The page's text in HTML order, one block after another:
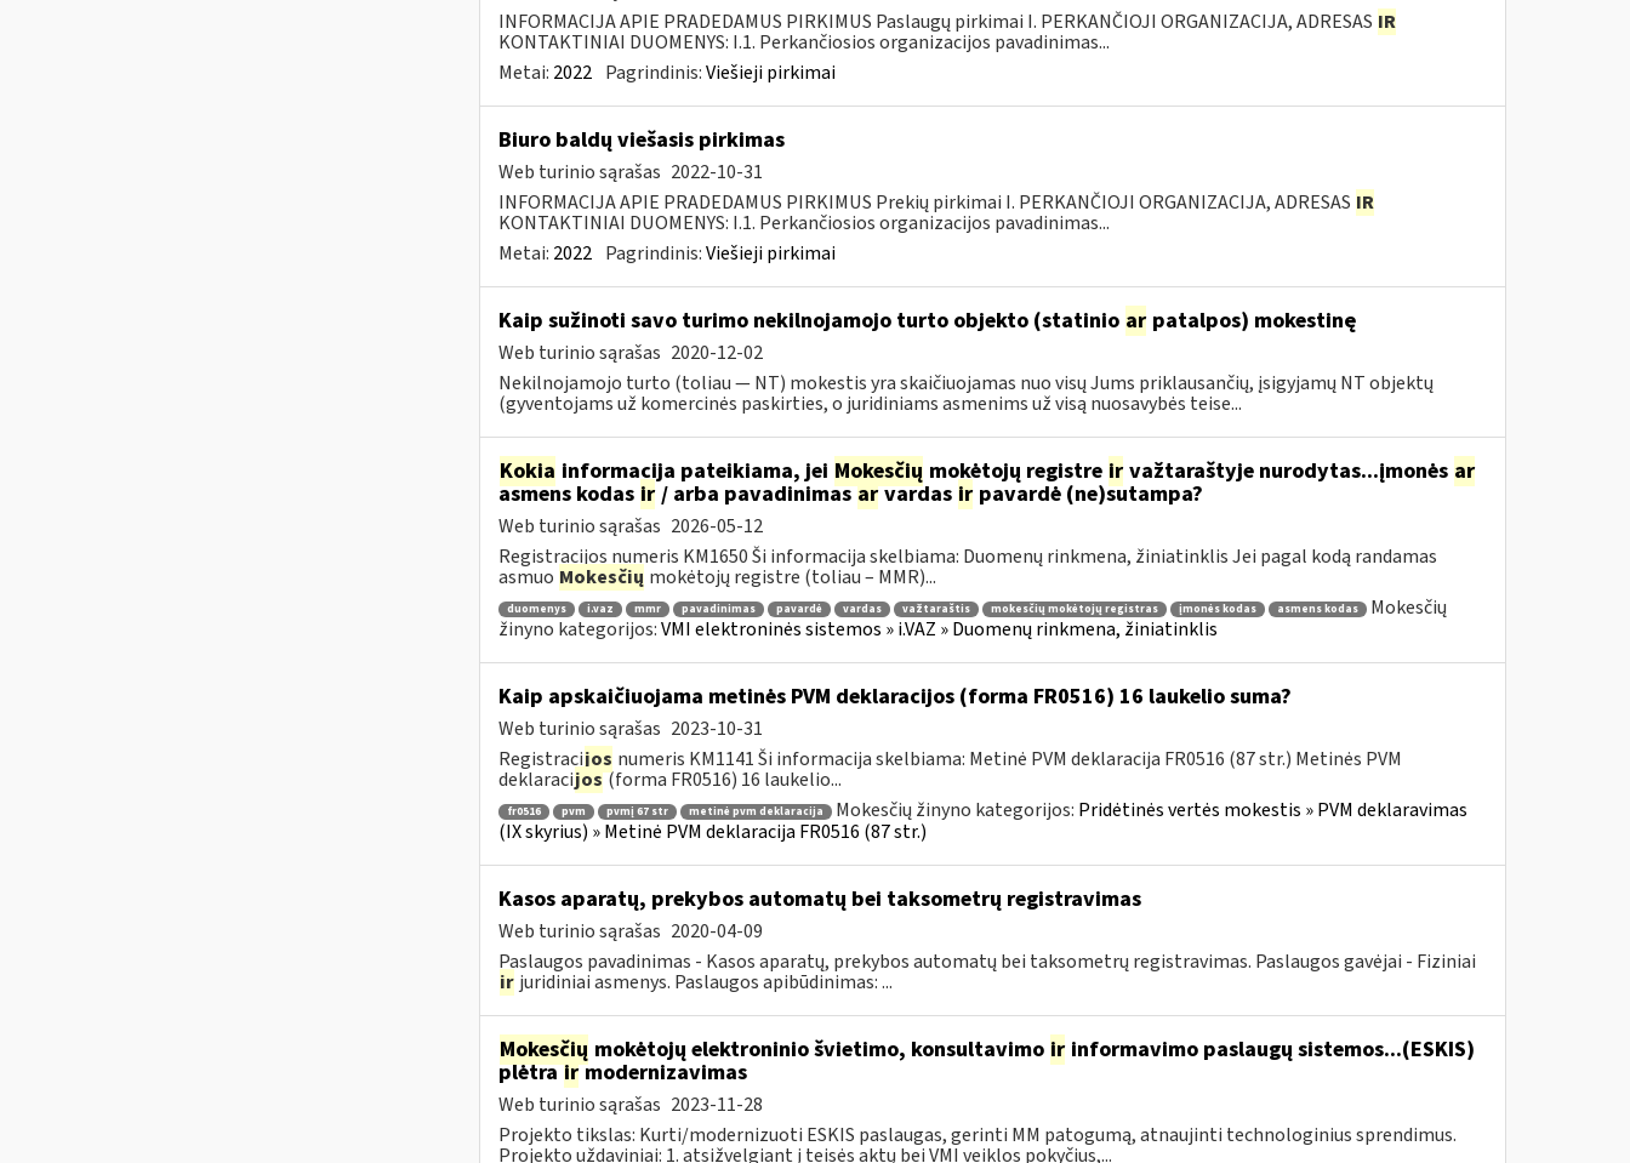
INFORMACIJA APIE PRADEDAMUS PIRKIMUS Paslaugų pirkimai I. PERKANČIOJI ORGANIZACIJA, ADRESAS IR
KONTAKTINIAI DUOMENYS: I.1. Perkančiosios organizacijos pavadinimas...
Metai: 2022 Pagrindinis:Viešieji pirkimai
Biuro baldų viešasis pirkimas
Web turinio sąrašas 2022-10-31
INFORMACIJA APIE PRADEDAMUS PIRKIMUS Prekių pirkimai I. PERKANČIOJI ORGANIZACIJA, ADRESAS IR
KONTAKTINIAI DUOMENYS: I.1. Perkančiosios organizacijos pavadinimas...
Metai: 2022 Pagrindinis:Viešieji pirkimai
Kaip sužinoti savo turimo nekilnojamojo turto objekto (statinio arpatalpos) mokestinę
Web turinio sąrašas 2020-12-02
Nekilnojamojo turto (toliau ― NT) mokestis yra skaičiuojamas nuo visų Jums priklausančių, įsigyjamų NT objektų
(gyventojams už komercinės paskirties, o juridiniams asmenims už visą nuosavybės teise...
Kokia informacija pateikiama, jei Mokesčių mokėtojų registre irvažtaraštyje nurodytas...įmonės ar
asmens kodas ir/ arba pavadinimasarvardas irpavardė (ne)sutampa?
Web turinio sąrašas 2026-05-12
Registracijos numeris KM1650 Ši informacija skelbiama: Duomenų rinkmena, žiniatinklis Jei pagal kodą randamas
asmuo Mokesčių mokėtojų registre (toliau – MMR)...
duomenys i.vaz mmr pavadinimas pavardė vardas važtaraštis mokesčių mokėtojų registras įmonės kodas asmens kodas
Mokesčių
žinyno kategorijos:VMI elektroninės sistemos » i.VAZ » Duomenų rinkmena, žiniatinklis
Kaip apskaičiuojama metinės PVM deklaracijos (forma FR0516) 16 laukelio suma?
Web turinio sąrašas 2023-10-31
Registracijos numeris KM1141 Ši informacija skelbiama: Metinė PVM deklaracija FR0516 (87 str.) Metinės PVM
deklaracijos(forma FR0516) 16 laukelio...
fr0516 pvm pvmį 67 str metinė pvm deklaracija Mokesčių žinyno kategorijos: Pridėtinės vertės mokestis » PVM deklaravimas
(IX skyrius) » Metinė PVM deklaracija FR0516 (87 str.)
Kasos aparatų, prekybos automatų bei taksometrų registravimas
Web turinio sąrašas 2020-04-09
Paslaugos pavadinimas - Kasos aparatų, prekybos automatų bei taksometrų registravimas. Paslaugos gavėjai - Fiziniai
ir juridiniai asmenys. Paslaugos apibūdinimas: ...
Mokesčių mokėtojų elektroninio švietimo, konsultavimo irinformavimo paslaugų sistemos...(ESKIS)
plėtrairmodernizavimas
Web turinio sąrašas 2023-11-28
Projekto tikslas: Kurti/modernizuoti ESKIS paslaugas, gerinti MM patogumą, atnaujinti technologinius sprendimus.
Projekto uždaviniai: 1. atsižvelgiant į teisės aktų bei VMI veiklos pokyčius,...